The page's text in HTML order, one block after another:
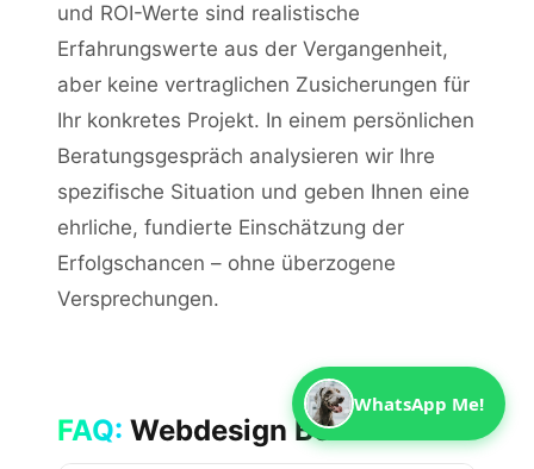
und ROI-Werte sind realistische
Erfahrungswerte aus der Vergangenheit,
aber keine vertraglichen Zusicherungen für
Ihr konkretes Projekt. In einem persönlichen
Beratungsgespräch analysieren wir Ihre
spezifische Situation und geben Ihnen eine
ehrliche, fundierte Einschätzung der
Erfolgschancen – ohne überzogene
Versprechungen.
FAQ: Webdesign Bonn
WhatsApp Me!